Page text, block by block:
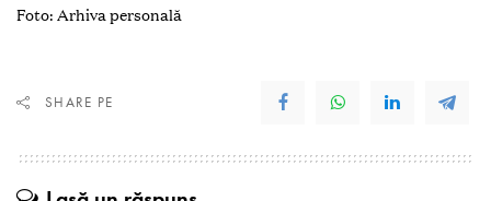
Foto: Arhiva personală
SHARE PE